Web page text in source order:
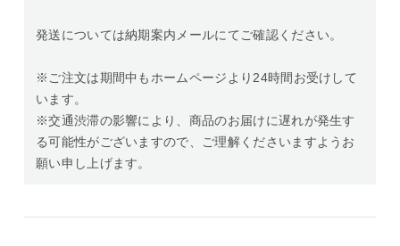
発送については納期案内メールにてご確認ください。
※ご注文は期間中もホームページより24時間お受けして
います。
※交通渋滞の影響により、商品のお届けに遅れが発生す
る可能性がございますので、ご理解くださいますようお
願い申し上げます。